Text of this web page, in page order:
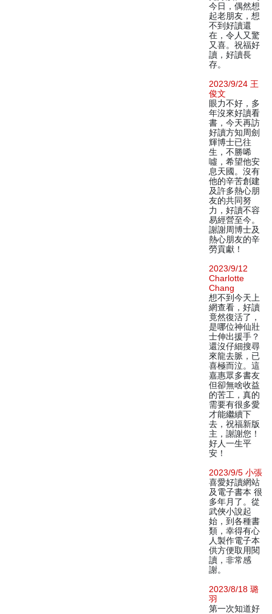
今日，偶然想
起老朋友，想
不到好讀還
在，令人又驚
又喜。祝福好
讀，好讀長
存。
2023/9/24 王
俊文
眼力不好，多
年沒來好讀看
書，今天再訪
好讀方知周劍
輝博士已往
生，不勝唏
噓，希望他安
息天國。沒有
他的辛苦創建
及許多熱心朋
友的共同努
力，好讀不容
易經營至今。
謝謝周博士及
熱心朋友的辛
勞貢獻！
2023/9/12
Charlotte
Chang
想不到今天上
網查看，好讀
竟然復活了，
是哪位神仙壯
士伸出援手？
還沒仔細搜尋
來龍去脈，已
喜極而泣。這
嘉惠眾多書友
但卻無啥收益
的苦工，真的
需要有很多愛
才能繼續下
去，祝福新版
主，謝謝您！
好人一生平
安！
2023/9/5 小張
喜愛好讀網站
及電子書本 很
多年月了。從
武俠小說起
始，到各種書
類，幸得有心
人製作電子本
供方便取用閱
讀，非常感
謝。
2023/8/18 璐
羽
第一次知道好